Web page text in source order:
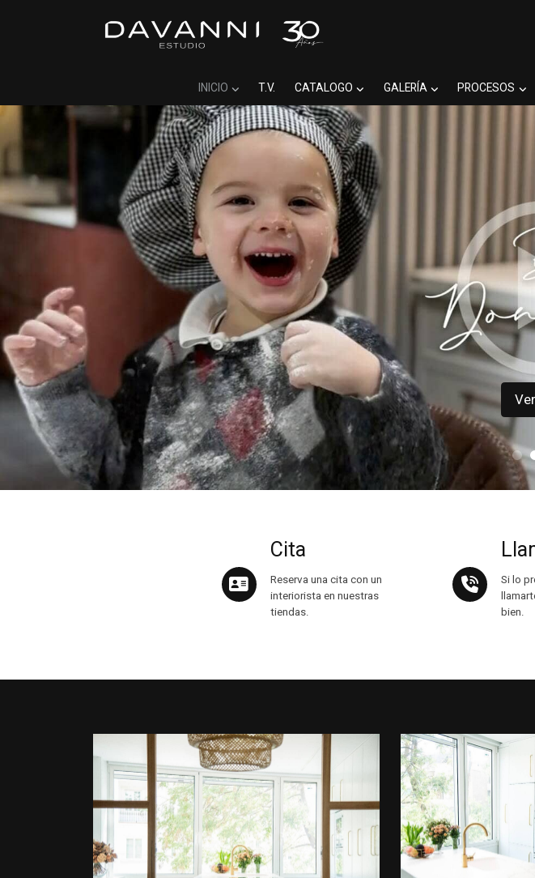
INICIO T.V. CATALOGO GALERÍA PROCESOS
Cita
Reserva una cita con un
interiorista en nuestras
tiendas.
Si lo
bien.